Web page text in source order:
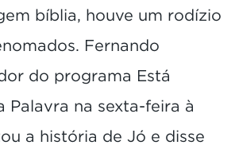
bíblia, houve um rodízio
Fernando
do programa Está
Palavra na sexta-feira à
a história de Jó e disse